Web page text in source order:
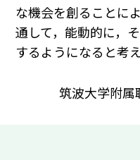
な機会を創ることに
通して，能動的に，
するようになると考
筑波大学附